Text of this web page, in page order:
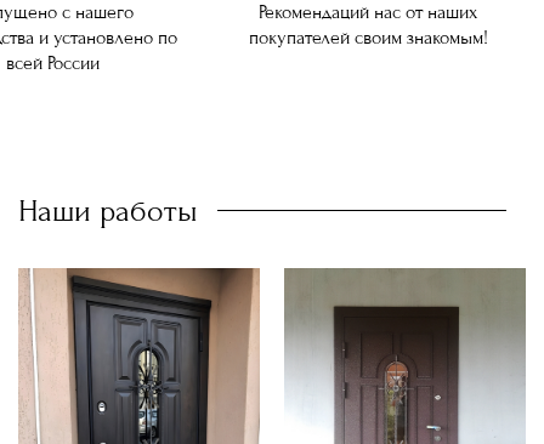
с нашего
и установлено по
всей России
Рекомендаций нас от наших
покупателей своим знакомым!
Наши работы